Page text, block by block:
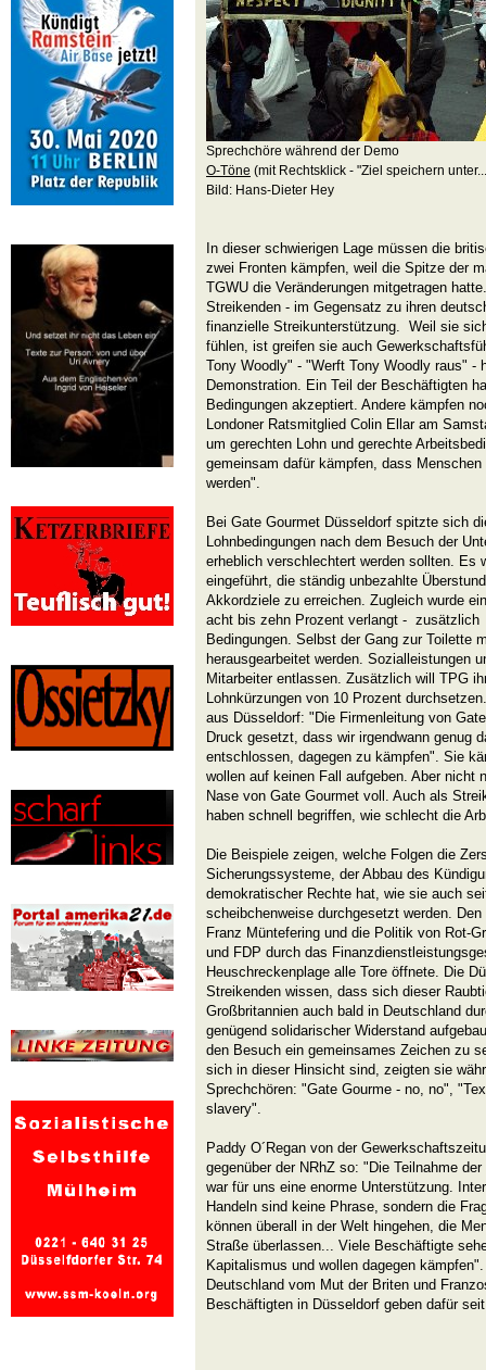
Sprechchöre während der Demo
O-Töne (mit Rechtsklick - "Ziel speichern
Bild: Hans-Dieter Hey
In dieser schwierigen Lage müssen die
zwei Fronten kämpfen, weil die Spitze der
TGWU die Veränderungen mitgetragen
Streikenden - im Gegensatz zu ihren
finanzielle Streikunterstützung. Weil sie
fühlen, ist greifen sie auch
Tony Woodly" - "Werft Tony Woodly raus" -
Demonstration. Ein Teil der Beschäftigten
Bedingungen akzeptiert. Andere kämpfen
Londoner Ratsmitglied Colin Ellar am
um gerechten Lohn und gerechte
gemeinsam dafür kämpfen, dass
werden".
Bei Gate Gourmet Düsseldorf spitzte sich
Lohnbedingungen nach dem Besuch der
erheblich verschlechtert werden sollten. Es
eingeführt, die ständig unbezahlte
Akkordziele zu erreichen. Zugleich wurde
acht bis zehn Prozent verlangt - zusätzlich
Bedingungen. Selbst der Gang zur Toilette
herausgearbeitet werden. Sozialleistungen
Mitarbeiter entlassen. Zusätzlich will TPG
Lohnkürzungen von 10 Prozent
aus Düsseldorf: "Die Firmenleitung von
Druck gesetzt, dass wir irgendwann genug
entschlossen, dagegen zu kämpfen". Sie
wollen auf keinen Fall aufgeben. Aber nicht
Nase von Gate Gourmet voll. Auch als
haben schnell begriffen, wie schlecht die
Die Beispiele zeigen, welche Folgen die
Sicherungssysteme, der Abbau des
demokratischer Rechte hat, wie sie auch
scheibchenweise durchgesetzt werden.
Franz Müntefering und die Politik von Rot-
und FDP durch das
Heuschreckenplage alle Tore öffnete. Die
Streikenden wissen, dass sich dieser
Großbritannien auch bald in Deutschland
genügend solidarischer Widerstand
den Besuch ein gemeinsames Zeichen zu
sich in dieser Hinsicht sind, zeigten sie
Sprechchören: "Gate Gourme - no, no",
slavery".
Paddy O´Regan von der
gegenüber der NRhZ so: "Die Teilnahme
war für uns eine enorme Unterstützung.
Handeln sind keine Phrase, sondern die
können überall in der Welt hingehen, die
Straße überlassen... Viele Beschäftigte
Kapitalismus und wollen dagegen
Deutschland vom Mut der Briten und
Beschäftigten in Düsseldorf geben dafür